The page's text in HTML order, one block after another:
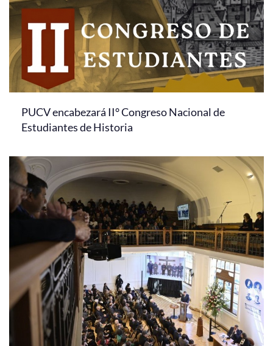
PUCV encabezará II° Congreso Nacional de
Estudiantes de Historia